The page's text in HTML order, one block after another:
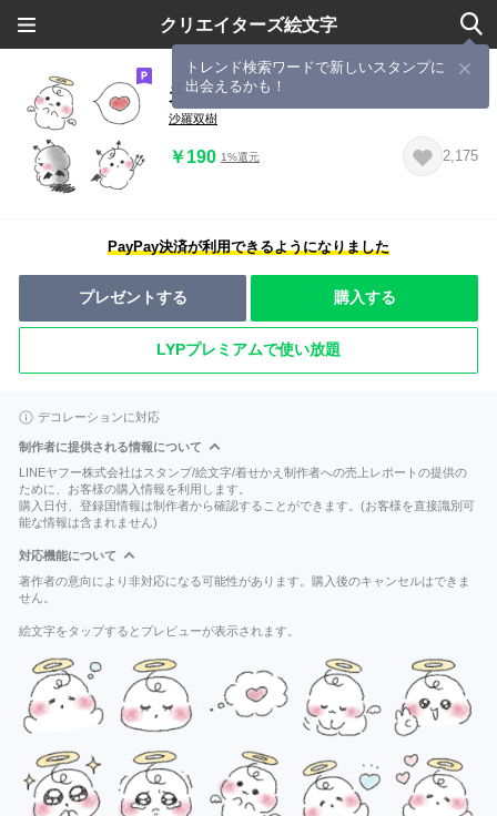
クリエイターズ絵文字
トレンド検索ワードで新しいスタンプに
出会えるかも！
天使 と 悪魔 .。
沙羅双樹
￥190 1%還元 2,175
PayPay決済が利用できるようになりました
プレゼントする 購入する
LYPプレミアムで使い放題
デコレーションに対応
制作者に提供される情報について
LINEヤフー株式会社はスタンプ/絵文字/着せかえ制作者への売上レポートの提供の
ために、お客様の購入情報を利用します。
購入日付、登録国情報は制作者から確認することができます。(お客様を直接識別可
能な情報は含まれません)
対応機能について
著作者の意向により非対応になる可能性があります。購入後のキャンセルはできま
せん。
絵文字をタップするとプレビューが表示されます。